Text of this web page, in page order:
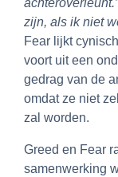
achteroverleunt.”
zijn, als ik niet
Fear lijkt
voort uit een
gedrag van de
omdat ze niet
zal worden.
Greed en Fear
samenwerking